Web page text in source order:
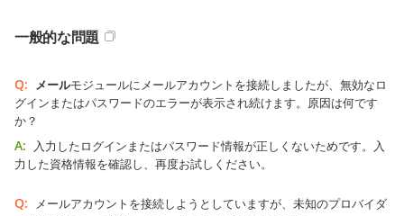
一般的な問題
Q: メールモジュールにメールアカウントを接続しましたが、無効なロ
グインまたはパスワードのエラーが表示され続けます。原因は何です
か？
A:
入力したログインまたはパスワード情報が正しくないためです。入
力した資格情報を確認し、再度お試しください。
Q:
メールアカウントを接続しようとしていますが、未知のプロバイダ